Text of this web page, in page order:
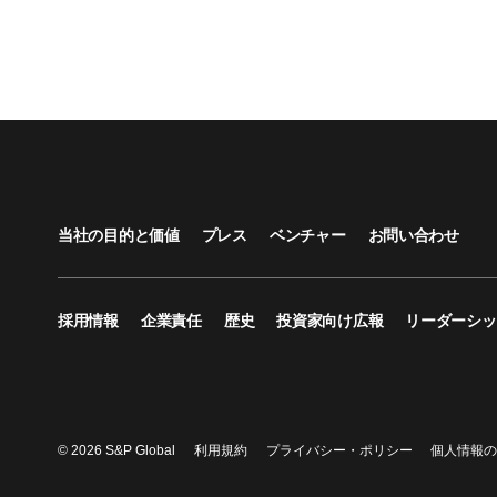
当社の目的と価値 プレス ベンチャー お問い合わせ
採用情報 企業責任 歴史 投資家向け広報 リーダーシ
© 2026 S&P Global 利用規約 プライバシー・ポリシー 個人情報